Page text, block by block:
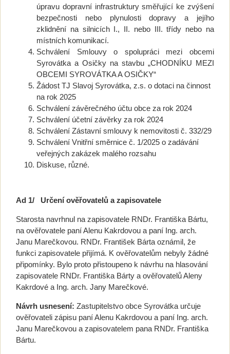
úpravu dopravní infrastruktury směřující ke zvýšení
bezpečnosti nebo plynulosti dopravy a jejího
zklidnění na silnicích I., II. nebo III. třídy nebo na
místních komunikací.
Schválení Smlouvy o spolupráci mezi obcemi
Syrovátka a Osičky na stavbu „CHODNÍKU MEZI
OBCEMI SYROVÁTKA A OSIČKY“
Žádost TJ Slavoj Syrovátka, z.s. o dotaci na činnost
na rok 2025
Schválení závěrečného účtu obce za rok 2024
Schválení účetní závěrky za rok 2024
Schválení Zástavní smlouvy k nemovitosti č. 332/29
Schválení Vnitřní směrnice č. 1/2025 o zadávání
veřejných zakázek malého rozsahu
Diskuse, různé.
Ad 1/ Určení ověřovatelů a zapisovatele
Starosta navrhnul na zapisovatele RNDr. Františka Bártu,
na ověřovatele paní Alenu Kakrdovou a paní Ing. arch.
Janu Marečkovou. RNDr. František Bárta oznámil, že
funkci zapisovatele přijímá. K ověřovatelům nebyly žádné
připomínky. Bylo proto přistoupeno k návrhu na hlasování
zapisovatele RNDr. Františka Bárty a ověřovatelů Aleny
Kakrdové a Ing. arch. Jany Marečkové.
Návrh usnesení: Zastupitelstvo obce Syrovátka určuje
ověřovateli zápisu paní Alenu Kakrdovou a paní Ing. arch.
Janu Marečkovou a zapisovatelem pana RNDr. Františka
Bártu.